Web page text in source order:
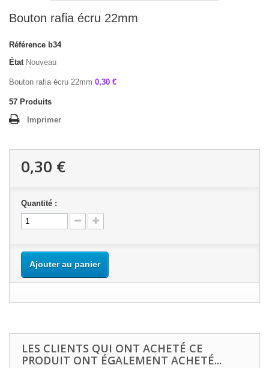
Bouton rafia écru 22mm
Référence b34
État Nouveau
Bouton rafia écru 22mm 0,30 €
57 Produits
Imprimer
0,30 €
Quantité :
Ajouter au panier
LES CLIENTS QUI ONT ACHETÉ CE
PRODUIT ONT ÉGALEMENT ACHETÉ...